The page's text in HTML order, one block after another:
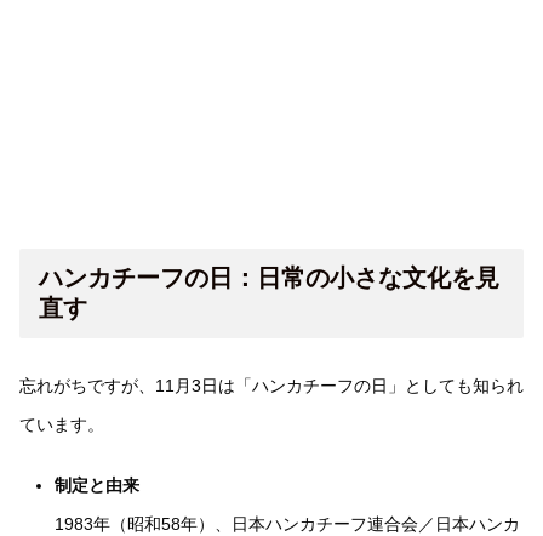
ハンカチーフの日：日常の小さな文化を見
直す
忘れがちですが、11月3日は「ハンカチーフの日」としても知られ
ています。
制定と由来
1983年（昭和58年）、日本ハンカチーフ連合会／日本ハンカ